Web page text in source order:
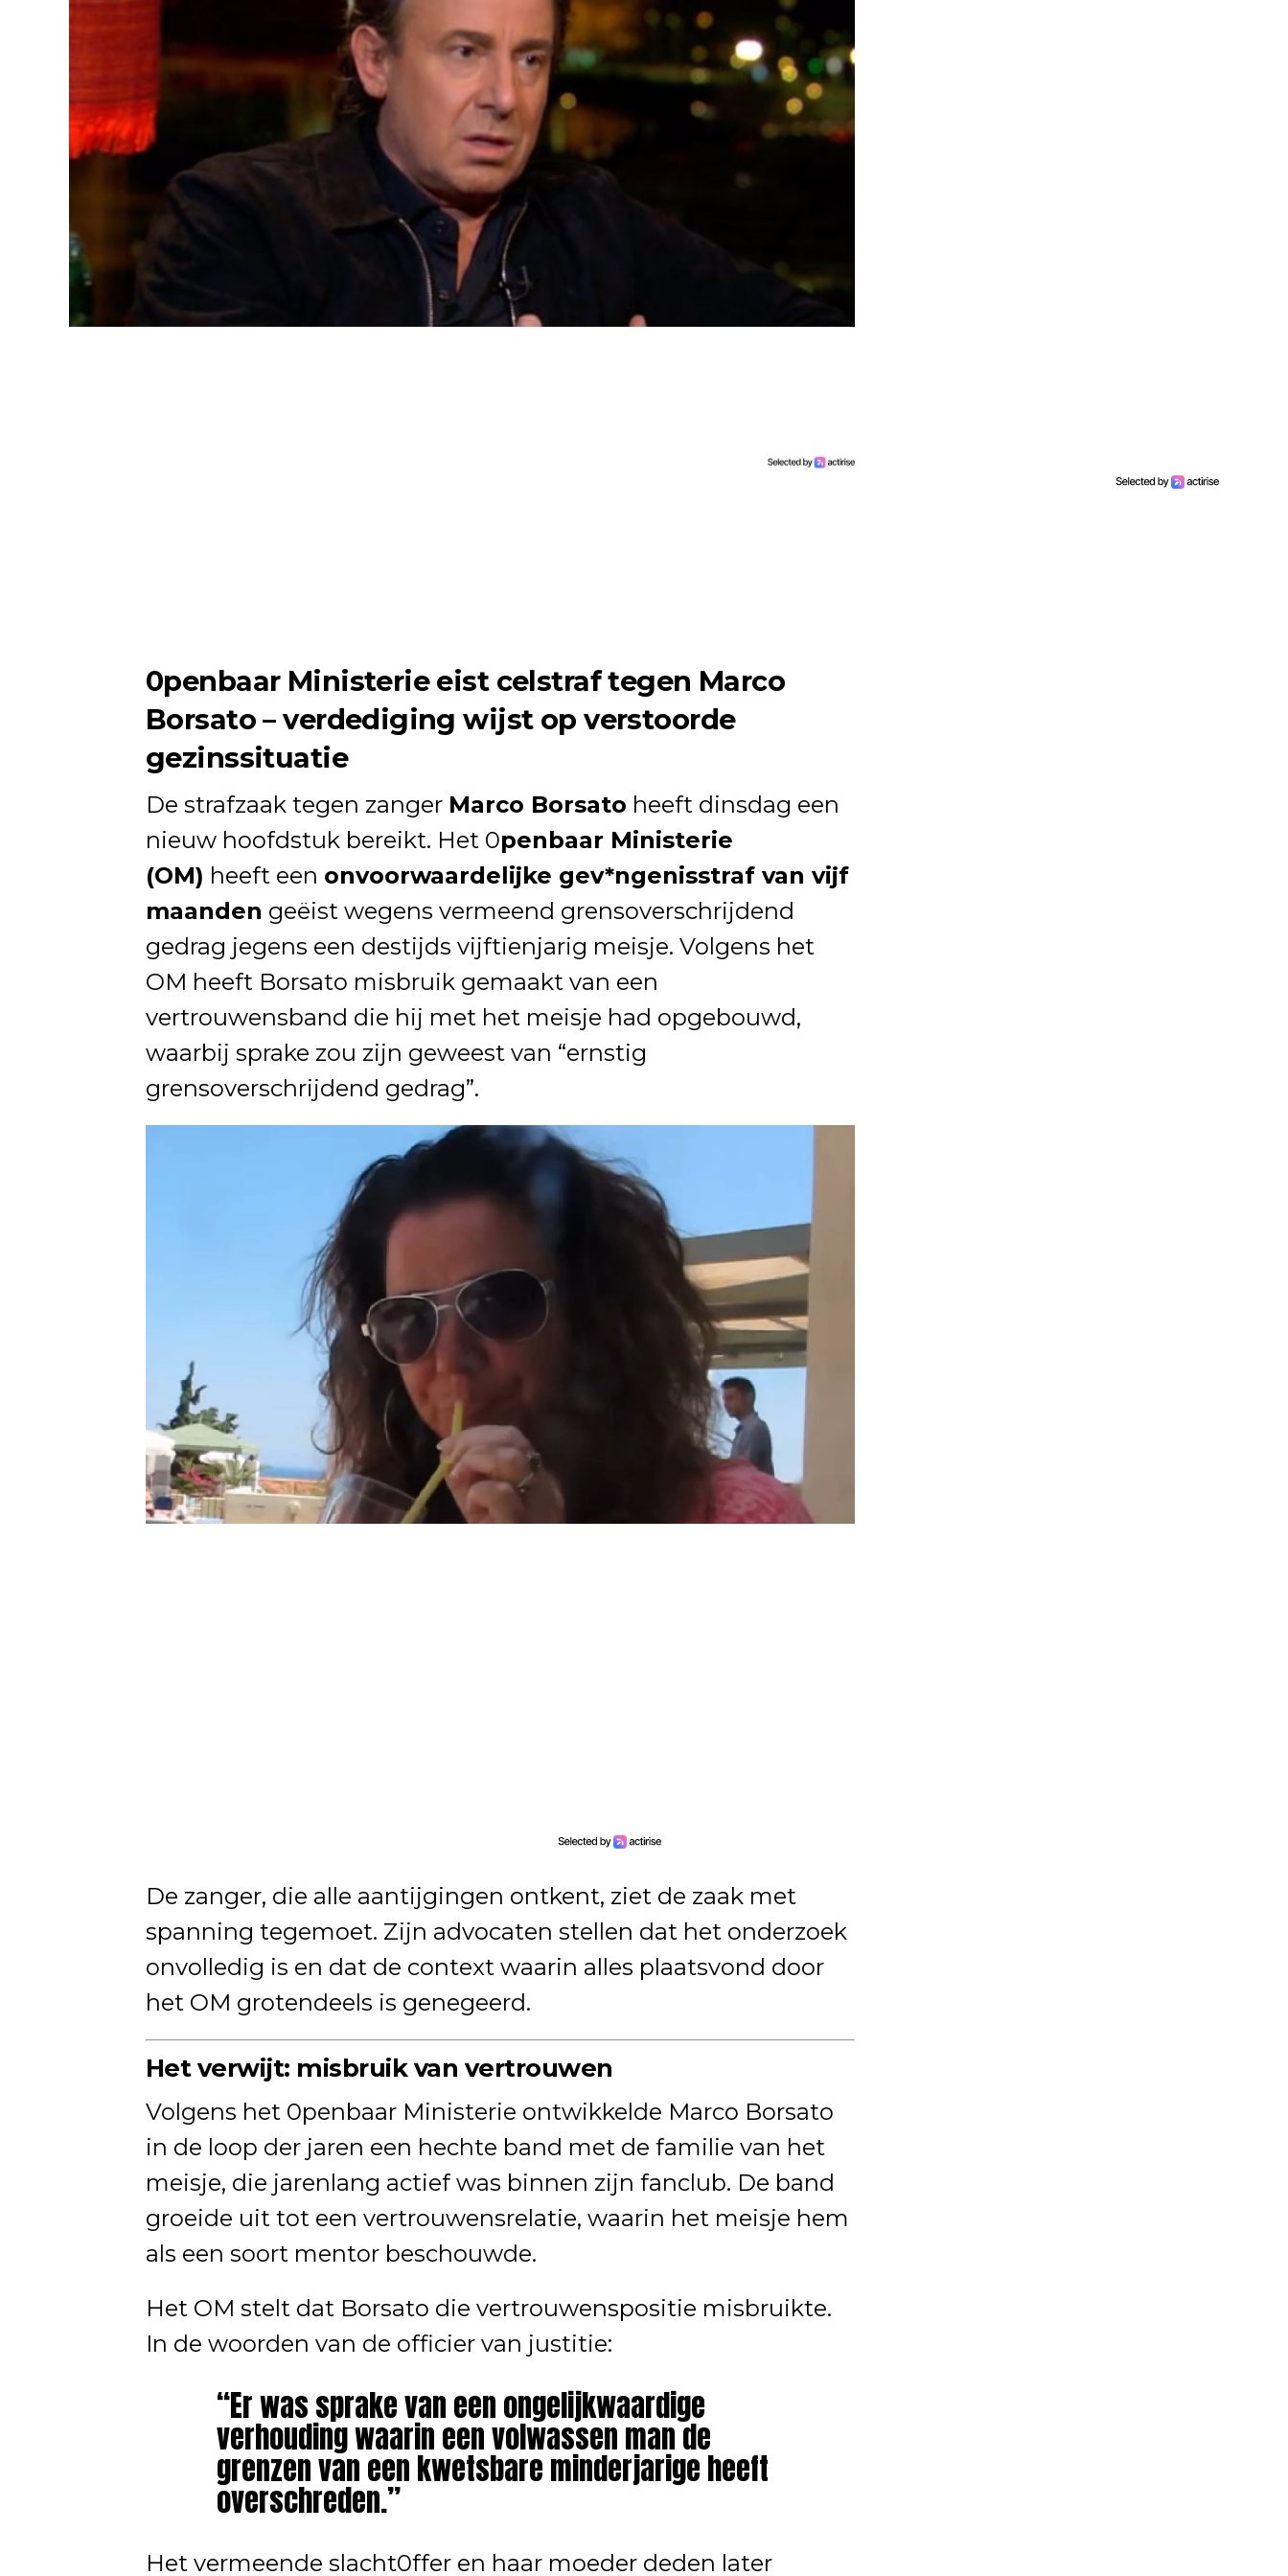
0penbaar Ministerie eist celstraf tegen Marco
Borsato – verdediging wijst op verstoorde
gezinssituatie
De strafzaak tegen zanger Marco Borsato heeft dinsdag een
nieuw hoofdstuk bereikt. Het 0penbaar Ministerie
(OM) heeft een onvoorwaardelijke gev*ngenisstraf van vijf
maanden geëist wegens vermeend grensoverschrijdend
gedrag jegens een destijds vijftienjarig meisje. Volgens het
OM heeft Borsato misbruik gemaakt van een
vertrouwensband die hij met het meisje had opgebouwd,
waarbij sprake zou zijn geweest van “ernstig
grensoverschrijdend gedrag”.
De zanger, die alle aantijgingen ontkent, ziet de zaak met
spanning tegemoet. Zijn advocaten stellen dat het onderzoek
onvolledig is en dat de context waarin alles plaatsvond door
het OM grotendeels is genegeerd.
Het verwijt: misbruik van vertrouwen
Volgens het 0penbaar Ministerie ontwikkelde Marco Borsato
in de loop der jaren een hechte band met de familie van het
meisje, die jarenlang actief was binnen zijn fanclub. De band
groeide uit tot een vertrouwensrelatie, waarin het meisje hem
als een soort mentor beschouwde.
Het OM stelt dat Borsato die vertrouwenspositie misbruikte.
In de woorden van de officier van justitie:
“Er was sprake van een ongelijkwaardige
verhouding waarin een volwassen man de
grenzen van een kwetsbare minderjarige heeft
overschreden.”
Het vermeende slacht0ffer en haar moeder deden later